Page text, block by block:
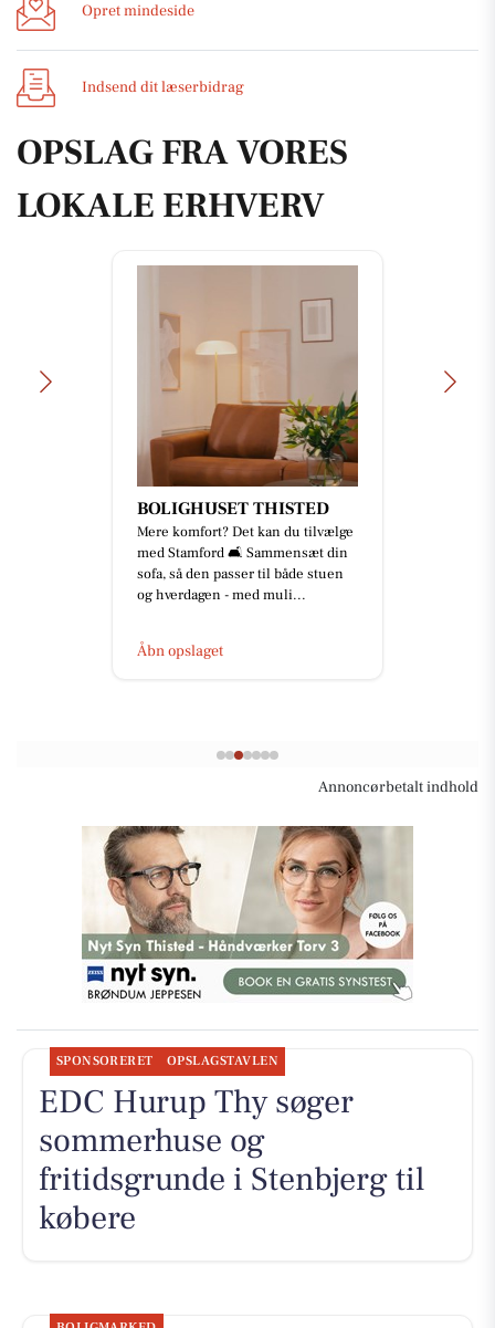
Opret mindeside
Indsend dit læserbidrag
OPSLAG FRA VORES
LOKALE ERHVERV
BOLIGHUSET THISTED
Mere komfort? Det kan du tilvælge
med Stamford 🛋️ Sammensæt din
sofa, så den passer til både stuen
og hverdagen - med muli...
Åbn opslaget
Annoncørbetalt indhold
SPONSORERET OPSLAGSTAVLEN
EDC Hurup Thy søger
sommerhuse og
fritidsgrunde i Stenbjerg til
købere